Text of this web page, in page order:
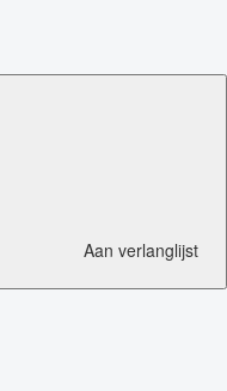
Aan verlanglijst